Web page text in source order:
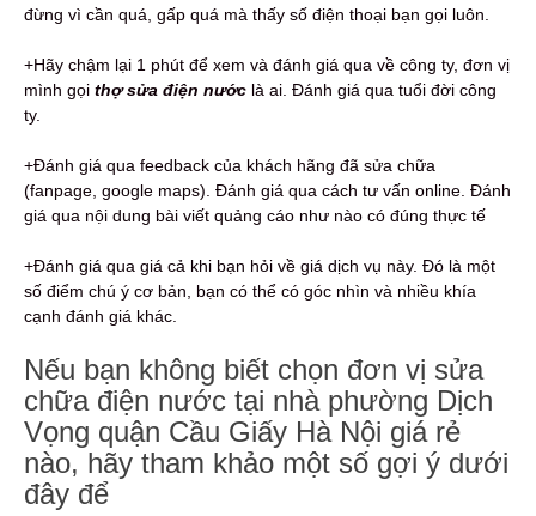
đừng vì cần quá, gấp quá mà thấy số điện thoại bạn gọi luôn.
+Hãy chậm lại 1 phút để xem và đánh giá qua về công ty, đơn vị
mình gọi thợ sửa điện nước là ai. Đánh giá qua tuổi đời công
ty.
+Đánh giá qua feedback của khách hãng đã sửa chữa
(fanpage, google maps). Đánh giá qua cách tư vấn online. Đánh
giá qua nội dung bài viết quảng cáo như nào có đúng thực tế
+Đánh giá qua giá cả khi bạn hỏi về giá dịch vụ này. Đó là một
số điểm chú ý cơ bản, bạn có thể có góc nhìn và nhiều khía
cạnh đánh giá khác.
Nếu bạn không biết chọn đơn vị sửa
chữa điện nước tại nhà phường Dịch
Vọng quận Cầu Giấy Hà Nội giá rẻ
nào, hãy tham khảo một số gợi ý dưới
đây để